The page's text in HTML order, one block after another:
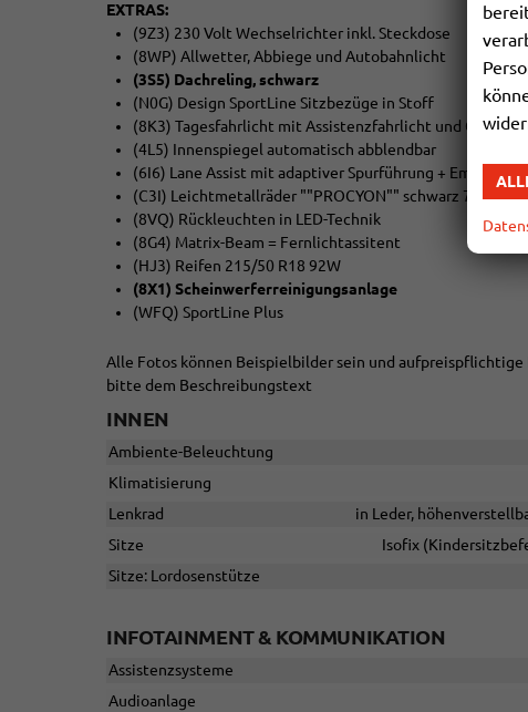
EXTRAS:
(9Z3) 230 Volt Wechselrichter inkl. Steckdose
(8WP) Allwetter, Abbiege und Autobahnlicht
(3S5) Dachreling, schwarz
(N0G) Design SportLine Sitzbezüge in Stoff
(8K3) Tagesfahrlicht mit Assistenzfahrlicht und Coming-
(4L5) Innenspiegel automatisch abblendbar
(6I6) Lane Assist mit adaptiver Spurführung +
(C3I) Leichtmetallräder ""PROCYON"" schwarz 7J x 18""
(8VQ) Rückleuchten in LED-Technik
(8G4) Matrix-Beam = Fernlichtassitent
(HJ3) Reifen 215/50 R18 92W
(8X1) Scheinwerferreinigungsanlage
(WFQ) SportLine Plus
Alle Fotos können Beispielbilder sein und
bitte dem Beschreibungstext
INNEN
Ambiente-Beleuchtung
Klimatisierung
Lenkrad
in Leder,
Sitze
Isofix
Sitze: Lordosenstütze
INFOTAINMENT & KOMMUNIKATION
Assistenzsysteme
Audioanlage